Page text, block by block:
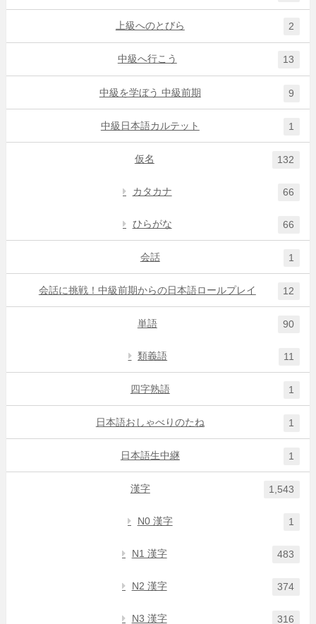
上級へのとびら 2
中級へ行こう 13
中級を学ぼう 中級前期 9
中級日本語カルテット 1
仮名 132
カタカナ 66
ひらがな 66
会話 1
会話に挑戦！中級前期からの日本語ロールプレイ 12
単語 90
類義語 11
四字熟語 1
日本語おしゃべりのたね 1
日本語生中継 1
漢字 1,543
N0 漢字 1
N1 漢字 483
N2 漢字 374
N3 漢字 316